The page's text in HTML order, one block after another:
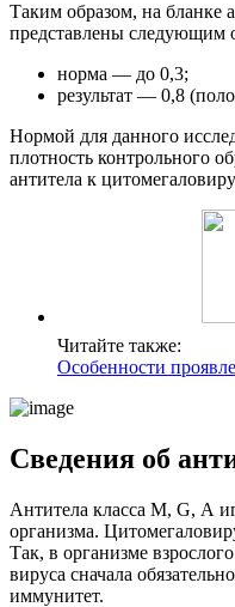
Таким образом, на бланке
представлены следующим
норма — до 0,3;
результат — 0,8
Нормой для данного
плотность контрольного
антитела к
Читайте также:
Особенности
Сведения об
Антитела класса М, G, А
организма.
Так, в организме
вируса сначала
иммунитет.